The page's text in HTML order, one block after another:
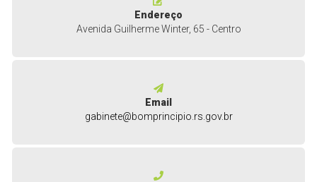
Endereço
Avenida Guilherme Winter, 65 - Centro
Email
gabinete@bomprincipio.rs.gov.br